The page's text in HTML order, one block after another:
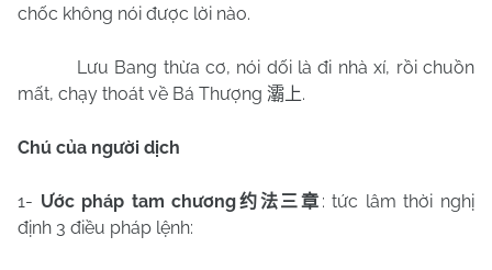
chốc không nói được lời nào.
Lưu Bang thừa cơ, nói dối là đi nhà xí, rồi chuồn
mất, chạy thoát về Bá Thượng 灞上.
Chú của người dịch
1- Ước pháp tam chương约法三章 : tức lâm thời nghị
định 3 điều pháp lệnh: